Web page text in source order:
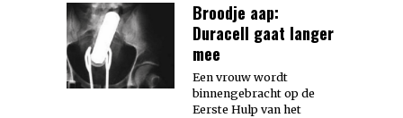
Broodje aap:
Duracell gaat langer
mee
Een vrouw wordt
binnengebracht op de
Eerste Hulp van het